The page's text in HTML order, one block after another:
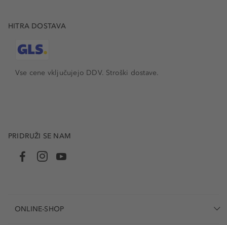
HITRA DOSTAVA
Vse cene vključujejo DDV. Stroški dostave.
PRIDRUŽI SE NAM
ONLINE-SHOP